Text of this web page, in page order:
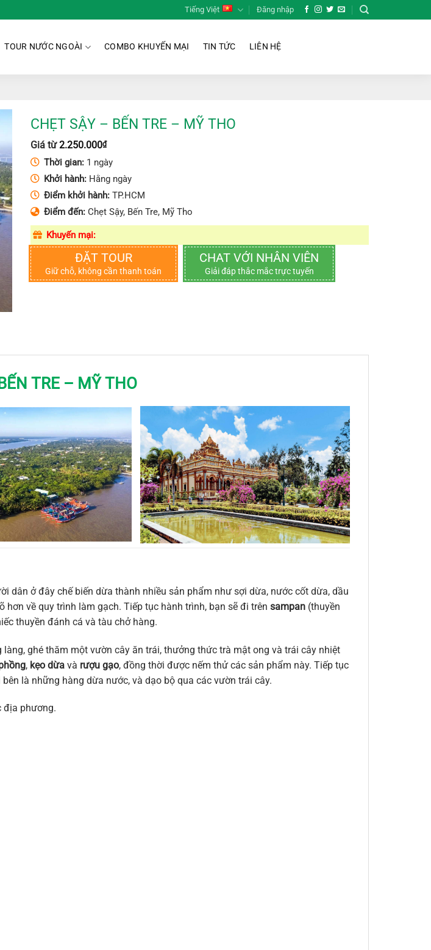
Tiếng Việt Đăng nhập
TOUR NƯỚC NGOÀI COMBO KHUYẾN MẠI TIN TỨC LIÊN HỆ
CHẸT SẬY – BẾN TRE – MỸ THO
Giá từ2.250.000₫
Thời gian: 1 ngày
Khởi hành: Hằng ngày
Điểm khởi hành: TP.HCM
Điểm đến: Chẹt Sậy, Bến Tre, Mỹ Tho
Khuyến mại:
ĐẶT TOUR
Giữ chỗ, không cần thanh toán
CHAT VỚI NHÂN VIÊN
Giải đáp thắc mắc trực tuyến
TRE – MỸ THO
dân ở đây chế biến dừa thành nhiều sản phẩm như sợi dừa, nước cốt dừa, dầu
về quy trình làm gạch. Tiếp tục hành trình, bạn sẽ đi trên sampan (thuyền
thuyền đánh cá và tàu chở hàng.
ghé thăm một vườn cây ăn trái, thưởng thức trà mật ong và trái cây nhiệt
, kẹo dừa và rượu gạo, đồng thời được nếm thử các sản phẩm này. Tiếp tục
là những hàng dừa nước, và dạo bộ qua các vườn trái cây.
địa phương.